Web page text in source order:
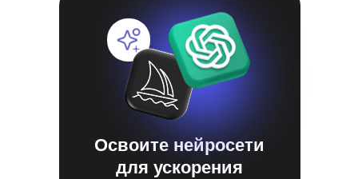
Освоите нейросети
для ускорения